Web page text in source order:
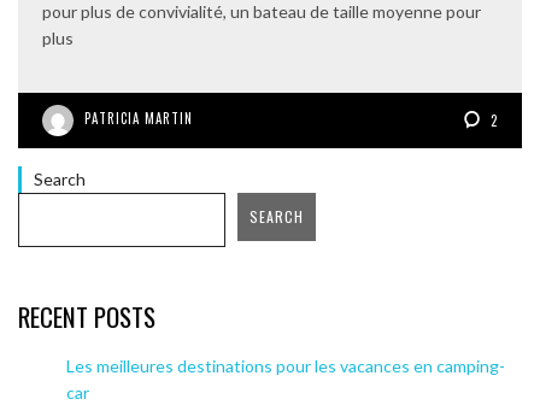
pour plus de convivialité, un bateau de taille moyenne pour
plus
PATRICIA MARTIN 2
Search
SEARCH
RECENT POSTS
Les meilleures destinations pour les vacances en camping-
car